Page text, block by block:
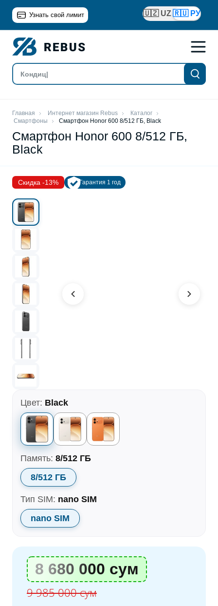
Узнать свой лимит 🇺🇿 UZ🇷🇺 РУ
Главная Интернет магазин Rebus
Каталог
Смартфоны
Смартфон Honor 600 8/512 ГБ, Black
Смартфон Honor 600 8/512 ГБ,
Black
Скидка -13% Гарантия 1 год
Цвет: Black
Память: 8/512 ГБ
8/512 ГБ
Тип SIM: nano SIM
nano SIM
8 680 000 сум
9 985 000 сум